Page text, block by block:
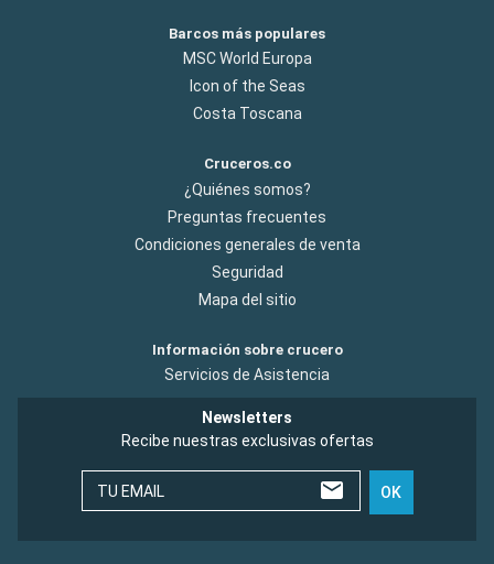
Barcos más populares
MSC World Europa
Icon of the Seas
Costa Toscana
Cruceros.co
¿Quiénes somos?
Preguntas frecuentes
Condiciones generales de venta
Seguridad
Mapa del sitio
Información sobre crucero
Servicios de Asistencia
Newsletters
Recibe nuestras exclusivas ofertas
TU EMAIL OK